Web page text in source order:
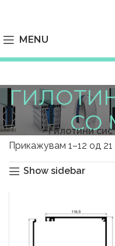
MENU
СО
Дома
Гилотини
Прикажувам 1–12 од 21
Show sidebar